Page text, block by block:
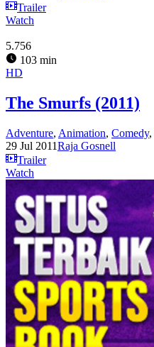
Trailer
Watch
5.756
103 min
HD
The Smurfs (2011)
Adventure, Animation, Comedy,
29 Jul 2011Raja Gosnell
Trailer
Watch